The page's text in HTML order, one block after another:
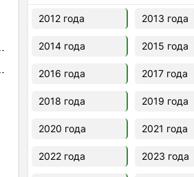
2012 года 2013 года
2014 года 2015 года
2016 года 2017 года
2018 года 2019 года
2020 года 2021 года
2022 года 2023 года